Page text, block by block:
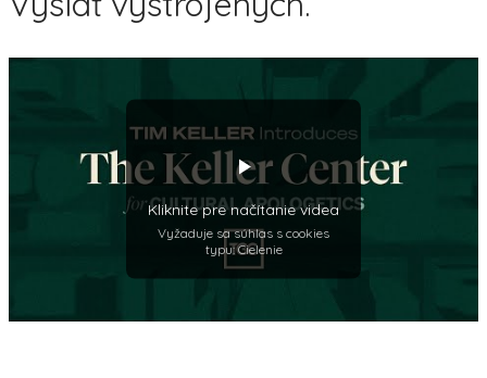
Kliknite pre načítanie videa
Vyžaduje sa súhlas s cookies
typu: Cielenie